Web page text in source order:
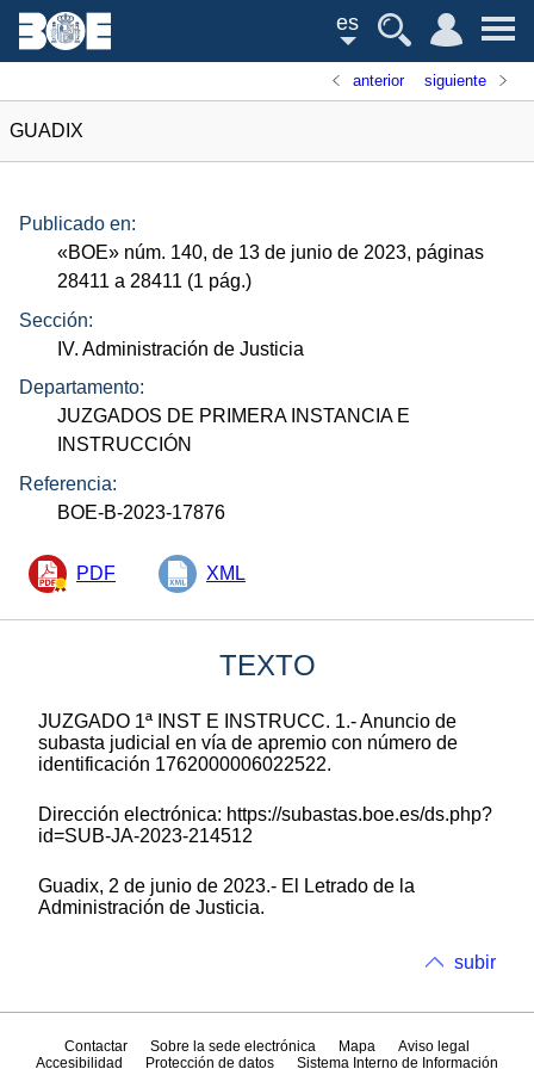
es
anterior siguiente
GUADIX
Publicado en:
«BOE» núm. 140, de 13 de junio de 2023, páginas
28411 a 28411 (1 pág.)
Sección:
IV. Administración de Justicia
Departamento:
JUZGADOS DE PRIMERA INSTANCIA E
INSTRUCCIÓN
Referencia:
BOE-B-2023-17876
PDF XML
TEXTO
JUZGADO 1ª INST E INSTRUCC. 1.- Anuncio de
subasta judicial en vía de apremio con número de
identificación 1762000006022522.
Dirección electrónica: https://subastas.boe.es/ds.php?
id=SUB-JA-2023-214512
Guadix, 2 de junio de 2023.- El Letrado de la
Administración de Justicia.
subir
Contactar Sobre la sede electrónica Mapa
Aviso legal
Accesibilidad
Protección de datos Sistema Interno de Información